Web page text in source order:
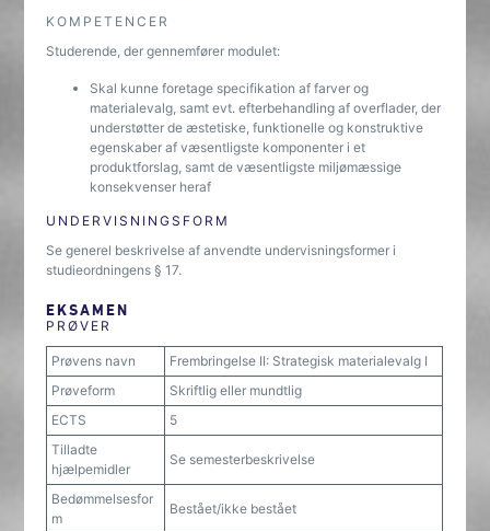
KOMPETENCER
Studerende, der gennemfører modulet:
Skal kunne foretage specifikation af farver og
materialevalg, samt evt. efterbehandling af overflader, der
understøtter de æstetiske, funktionelle og konstruktive
egenskaber af væsentligste komponenter i et
produktforslag, samt de væsentligste miljømæssige
konsekvenser heraf
UNDERVISNINGSFORM
Se generel beskrivelse af anvendte undervisningsformer i
studieordningens § 17.
EKSAMEN
PRØVER
Prøvens navn
Frembringelse II: Strategisk materialevalg I
Prøveform
Skriftlig eller mundtlig
ECTS
5
Tilladte
hjælpemidler
Se semesterbeskrivelse
Bedømmelsesfor
m
Bestået/ikke bestået